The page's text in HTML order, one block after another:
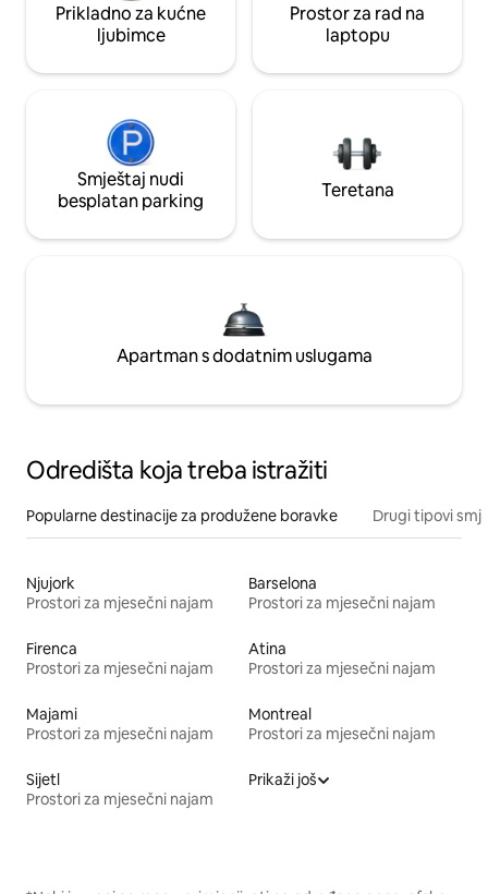
Prikladno za kućne
ljubimce
Prostor za rad na
laptopu
Smještaj nudi
besplatan parking
Teretana
Apartman s dodatnim uslugama
Odredišta koja treba istražiti
Popularne destinacije za produžene boravke Drugi tipovi
Njujork
Prostori za mjesečni najam
Barselona
Prostori za mjesečni najam
Firenca
Prostori za mjesečni najam
Atina
Prostori za mjesečni najam
Majami
Prostori za mjesečni najam
Montreal
Prostori za mjesečni najam
Sijetl
Prostori za mjesečni najam
Prikaži još